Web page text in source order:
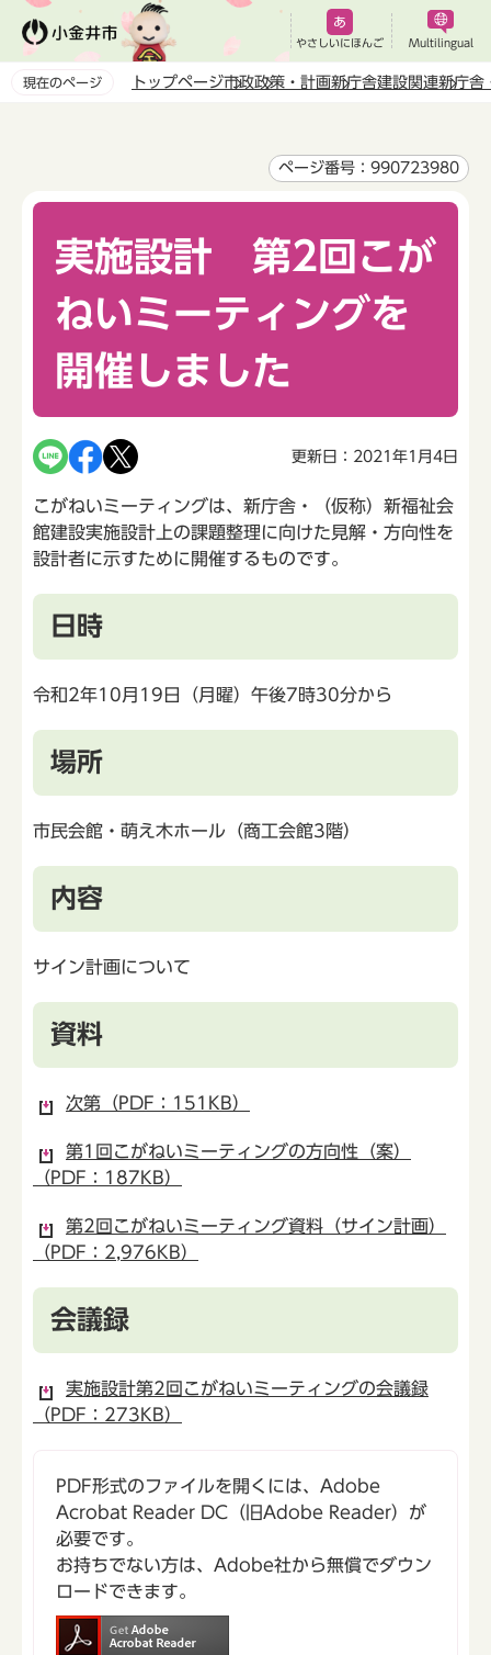
ペ
やさしいにほんご Multilingual
現在のページ トップページ市政政策・計画新庁舎建設関連新庁舎
ページ番号：990723980
実施設計 第2回こが
ねいミーティングを
開催しました
更新日：2021年1月4日
こがねいミーティングは、新庁舎・（仮称）新福祉会
館建設実施設計上の課題整理に向けた見解・方向性を
設計者に示すために開催するものです。
日時
令和2年10月19日（月曜）午後7時30分から
場所
市民会館・萌え木ホール（商工会館3階）
内容
サイン計画について
資料
次第（PDF：151KB）
第1回こがねいミーティングの方向性（案）
（PDF：187KB）
第2回こがねいミーティング資料（サイン計画）
（PDF：2,976KB）
会議録
実施設計第2回こがねいミーティングの会議録
（PDF：273KB）
PDF形式のファイルを開くには、Adobe
Acrobat Reader DC（旧Adobe Reader）が
必要です。
お持ちでない方は、Adobe社から無償でダウン
ロードできます。